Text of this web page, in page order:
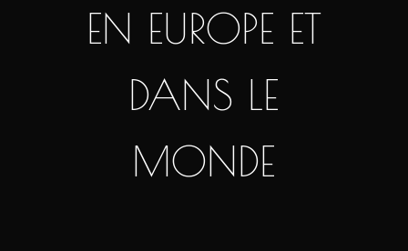
EN EUROPE ET
DANS LE
MONDE